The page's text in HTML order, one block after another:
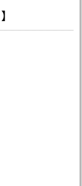
】